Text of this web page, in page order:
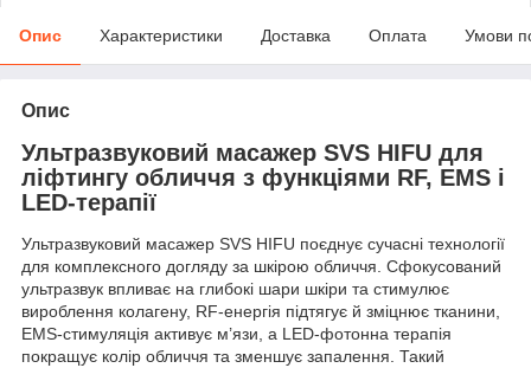
Опис Характеристики Доставка Оплата Умови
Опис
Ультразвуковий масажер SVS HIFU для
ліфтингу обличчя з функціями RF, EMS і
LED-терапії
Ультразвуковий масажер SVS HIFU поєднує сучасні технології
для комплексного догляду за шкірою обличчя. Сфокусований
ультразвук впливає на глибокі шари шкіри та стимулює
вироблення колагену, RF-енергія підтягує й зміцнює тканини,
EMS-стимуляція активує м’язи, а LED-фотонна терапія
покращує колір обличчя та зменшує запалення. Такий